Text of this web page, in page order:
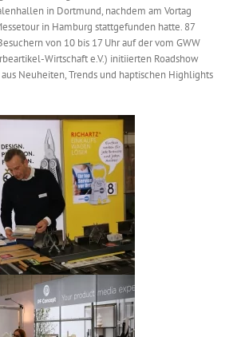
in Dortmund, nachdem am Vortag
in Hamburg stattgefunden hatte. 87
von 10 bis 17 Uhr auf der vom GWW
Wirtschaft e.V.) initiierten Roadshow
Neuheiten, Trends und haptischen Highlights